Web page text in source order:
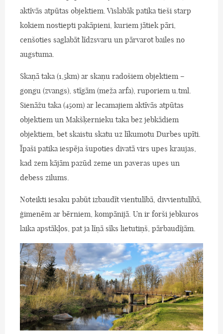
aktīvās atpūtas objektiem. Vislabāk patika tieši starp
kokiem nostiepti pakāpieni, kuriem jātiek pāri,
cenšoties saglabāt līdzsvaru un pārvarot bailes no
augstuma.
Skaņā taka (1,5km) ar skaņu radošiem objektiem –
gongu (zvangs), stīgām (meža arfa), ruporiem u.tml.
Sienāžu taka (450m) ar lecamajiem aktīvās atpūtas
objektiem un Makšķernieku taka bez jebkādiem
objektiem, bet skaistu skatu uz līkumotu Durbes upīti.
Īpaši patika iespēja šupoties divatā virs upes kraujas,
kad zem kājām pazūd zeme un paveras upes un
debess zilums.
Noteikti iesaku pabūt izbaudīt vientulībā, divvientulībā,
ģimenēm ar bērniem, kompānijā. Un ir forši jebkuros
laika apstākļos, pat ja līņā sīks lietutiņš, pārbaudījām.